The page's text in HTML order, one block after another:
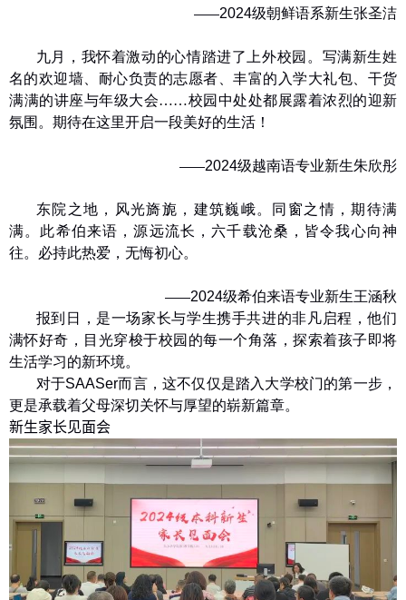
——2024级朝鲜语系新生张圣洁
九月，我怀着激动的心情踏进了上外校园。写满新生姓
名的欢迎墙、耐心负责的志愿者、丰富的入学大礼包、干货
满满的讲座与年级大会……校园中处处都展露着浓烈的迎新
氛围。期待在这里开启一段美好的生活！
——2024级越南语专业新生朱欣彤
东院之地，风光旖旎，建筑巍峨。同窗之情，期待满
满。此希伯来语，源远流长，六千载沧桑，皆令我心向神
往。必持此热爱，无悔初心。
——2024级希伯来语专业新生王涵秋
报到日，是一场家长与学生携手共进的非凡启程，他们
满怀好奇，目光穿梭于校园的每一个角落，探索着孩子即将
生活学习的新环境。
对于SAASer而言，这不仅仅是踏入大学校门的第一步，
更是承载着父母深切关怀与厚望的崭新篇章。
新生家长见面会